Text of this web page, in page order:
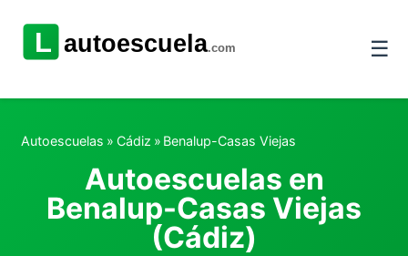
☰
Autoescuelas » Cádiz » Benalup-Casas Viejas
Autoescuelas en
Benalup-Casas Viejas
(Cádiz)